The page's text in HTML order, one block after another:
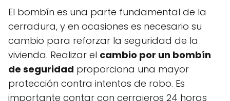
El bombín es una parte fundamental de la
cerradura, y en ocasiones es necesario su
cambio para reforzar la seguridad de la
vivienda. Realizar el cambio por un bombín
de seguridad proporciona una mayor
protección contra intentos de robo. Es
importante contar con cerrajeros 24 horas